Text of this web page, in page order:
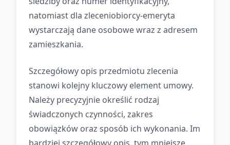
natomiast dla zleceniobiorcy-emeryta
wystarczają dane osobowe wraz z adresem
zamieszkania.
Szczegółowy opis przedmiotu zlecenia
stanowi kolejny kluczowy element umowy.
Należy precyzyjnie określić rodzaj
świadczonych czynności, zakres
obowiązków oraz sposób ich wykonania. Im